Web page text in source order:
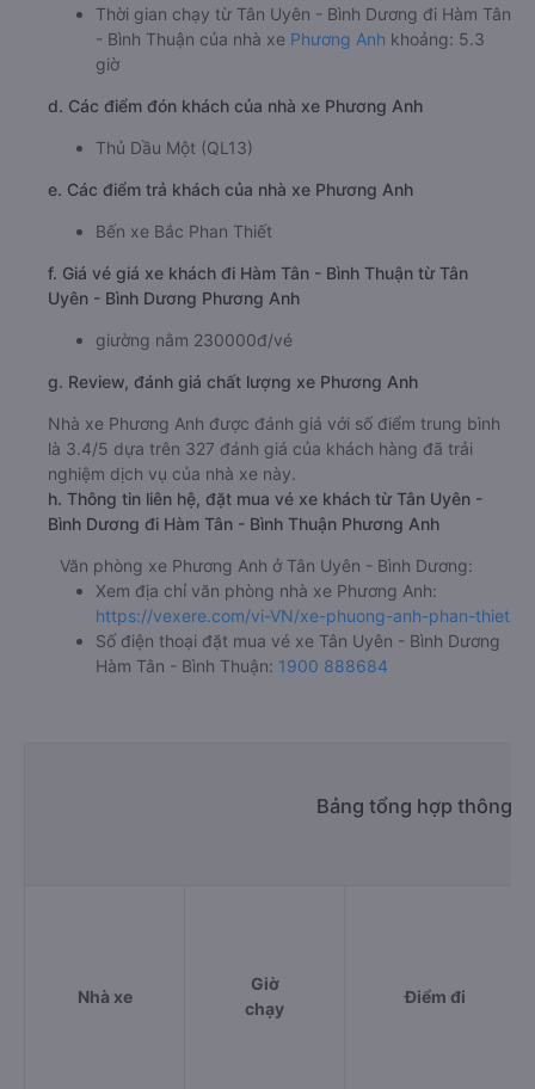
Thời gian chạy từ Tân Uyên - Bình Dương đi Hàm Tân
- Bình Thuận của nhà xe Phương Anh khoảng: 5.3
giờ
d. Các điểm đón khách của nhà xe Phương Anh
Thủ Dầu Một (QL13)
e. Các điểm trả khách của nhà xe Phương Anh
Bến xe Bắc Phan Thiết
f. Giá vé giá xe khách đi Hàm Tân - Bình Thuận từ Tân
Uyên - Bình Dương Phương Anh
giường nằm 230000đ/vé
g. Review, đánh giá chất lượng xe Phương Anh
Nhà xe Phương Anh được đánh giá với số điểm trung bình
là 3.4/5 dựa trên 327 đánh giá của khách hàng đã trải
nghiệm dịch vụ của nhà xe này.
h. Thông tin liên hệ, đặt mua vé xe khách từ Tân Uyên -
Bình Dương đi Hàm Tân - Bình Thuận Phương Anh
Văn phòng xe Phương Anh ở Tân Uyên - Bình Dương:
Xem địa chỉ văn phòng nhà xe Phương Anh:
https://vexere.com/vi-VN/xe-phuong-anh-phan-thiet
Số điện thoại đặt mua vé xe Tân Uyên - Bình Dương
Hàm Tân - Bình Thuận: 1900 888684
Bảng tổng hợp thông
Nhà xe
Giờ
chạy
Điểm đi